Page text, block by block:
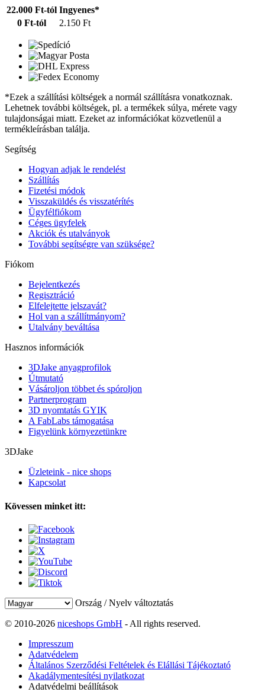
22.000 Ft-tól Ingyenes*
0 Ft-tól
2.150 Ft
*Ezek a szállítási költségek a normál szállításra vonatkoznak.
Lehetnek további költségek, pl. a termékek súlya, mérete vagy
tulajdonságai miatt. Ezeket az információkat közvetlenül a
termékleírásban találja.
Segítség
Hogyan adjak le rendelést
Szállítás
Fizetési módok
Visszaküldés és visszatérítés
Ügyfélfiókom
Céges ügyfelek
Akciók és utalványok
További segítségre van szüksége?
Fiókom
Bejelentkezés
Regisztráció
Elfelejtette jelszavát?
Hol van a szállítmányom?
Utalvány beváltása
Hasznos információk
3DJake anyagprofilok
Útmutató
Vásároljon többet és spóroljon
Partnerprogram
3D nyomtatás GYIK
A FabLabs támogatása
Figyelünk környezetünkre
3DJake
Üzleteink - nice shops
Kapcsolat
Kövessen minket itt:
Ország / Nyelv változtatás
© 2010-2026 niceshops GmbH - All rights reserved.
Impresszum
Adatvédelem
Általános Szerződési Feltételek és Elállási Tájékoztató
Akadálymentesítési nyilatkozat
Adatvédelmi beállítások